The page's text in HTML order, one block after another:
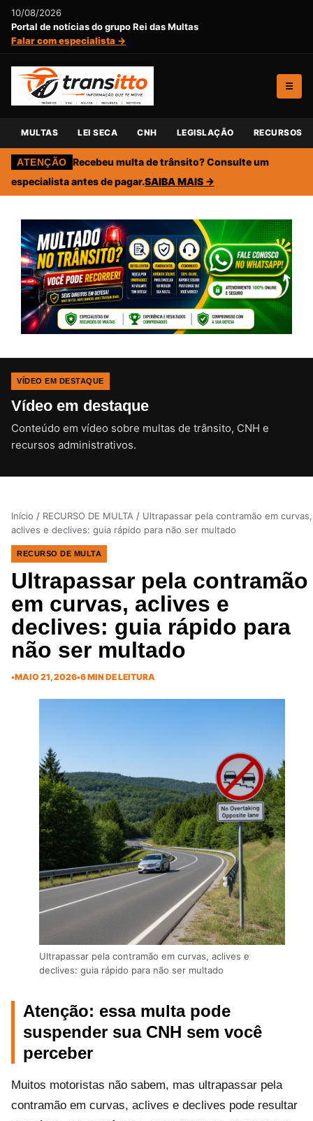
10/08/2026
Portal de notícias do grupo Rei das Multas
Falar com especialista →
☰
MULTAS LEI SECA CNH LEGISLAÇÃO RECURSOS
ATENÇÃO Recebeu multa de trânsito? Consulte um
especialista antes de pagar.SAIBA MAIS →
VÍDEO EM DESTAQUE
Vídeo em destaque
Conteúdo em vídeo sobre multas de trânsito, CNH e
recursos administrativos.CLIQUE PARA ATIVAR O SOM
Início / RECURSO DE MULTA / Ultrapassar pela contramão em curvas,
aclives e declives: guia rápido para não ser multado
RECURSO DE MULTA
Ultrapassar pela contramão
em curvas, aclives e
declives: guia rápido para
não ser multado
•MAIO 21, 2026•6 MIN DE LEITURA
Ultrapassar pela contramão em curvas, aclives e
declives: guia rápido para não ser multado
Atenção: essa multa pode
suspender sua CNH sem você
perceber
Muitos motoristas não sabem, mas ultrapassar pela
contramão em curvas, aclives e declives pode resultar